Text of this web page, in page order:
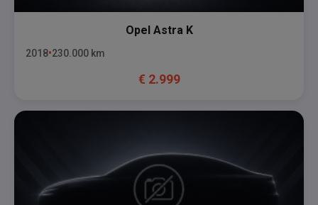
Opel Astra K
2018 230.000 km
€ 2.999